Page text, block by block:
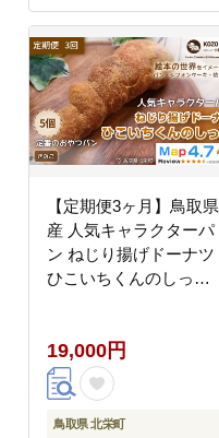
【定期便3ヶ月】鳥取県
産 人気キャラクターパ
ン ねじり揚げドーナツ
ひこいちくんのしっぽ
19,000円
鳥取県 北栄町